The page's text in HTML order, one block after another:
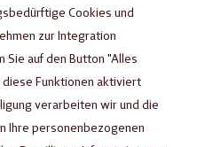
Cookies und
zur Integration
Sie auf den Button "Alles
Funktionen aktiviert
verarbeiten wir und die
Ihre personenbezogenen